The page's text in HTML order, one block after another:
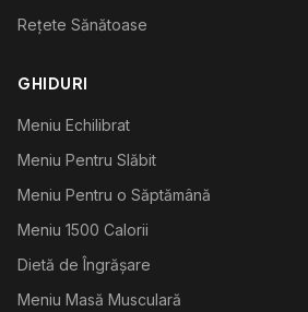
Rețete Sănătoase
GHIDURI
Meniu Echilibrat
Meniu Pentru Slăbit
Meniu Pentru o Săptămână
Meniu 1500 Calorii
Dietă de Îngrășare
Meniu Masă Musculară